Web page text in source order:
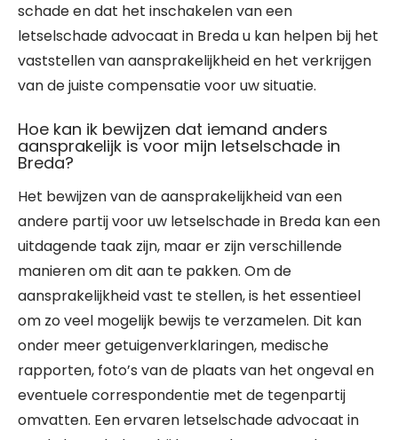
schade en dat het inschakelen van een
letselschade advocaat in Breda u kan helpen bij het
vaststellen van aansprakelijkheid en het verkrijgen
van de juiste compensatie voor uw situatie.
Hoe kan ik bewijzen dat iemand anders
aansprakelijk is voor mijn letselschade in
Breda?
Het bewijzen van de aansprakelijkheid van een
andere partij voor uw letselschade in Breda kan een
uitdagende taak zijn, maar er zijn verschillende
manieren om dit aan te pakken. Om de
aansprakelijkheid vast te stellen, is het essentieel
om zo veel mogelijk bewijs te verzamelen. Dit kan
onder meer getuigenverklaringen, medische
rapporten, foto’s van de plaats van het ongeval en
eventuele correspondentie met de tegenpartij
omvatten. Een ervaren letselschade advocaat in